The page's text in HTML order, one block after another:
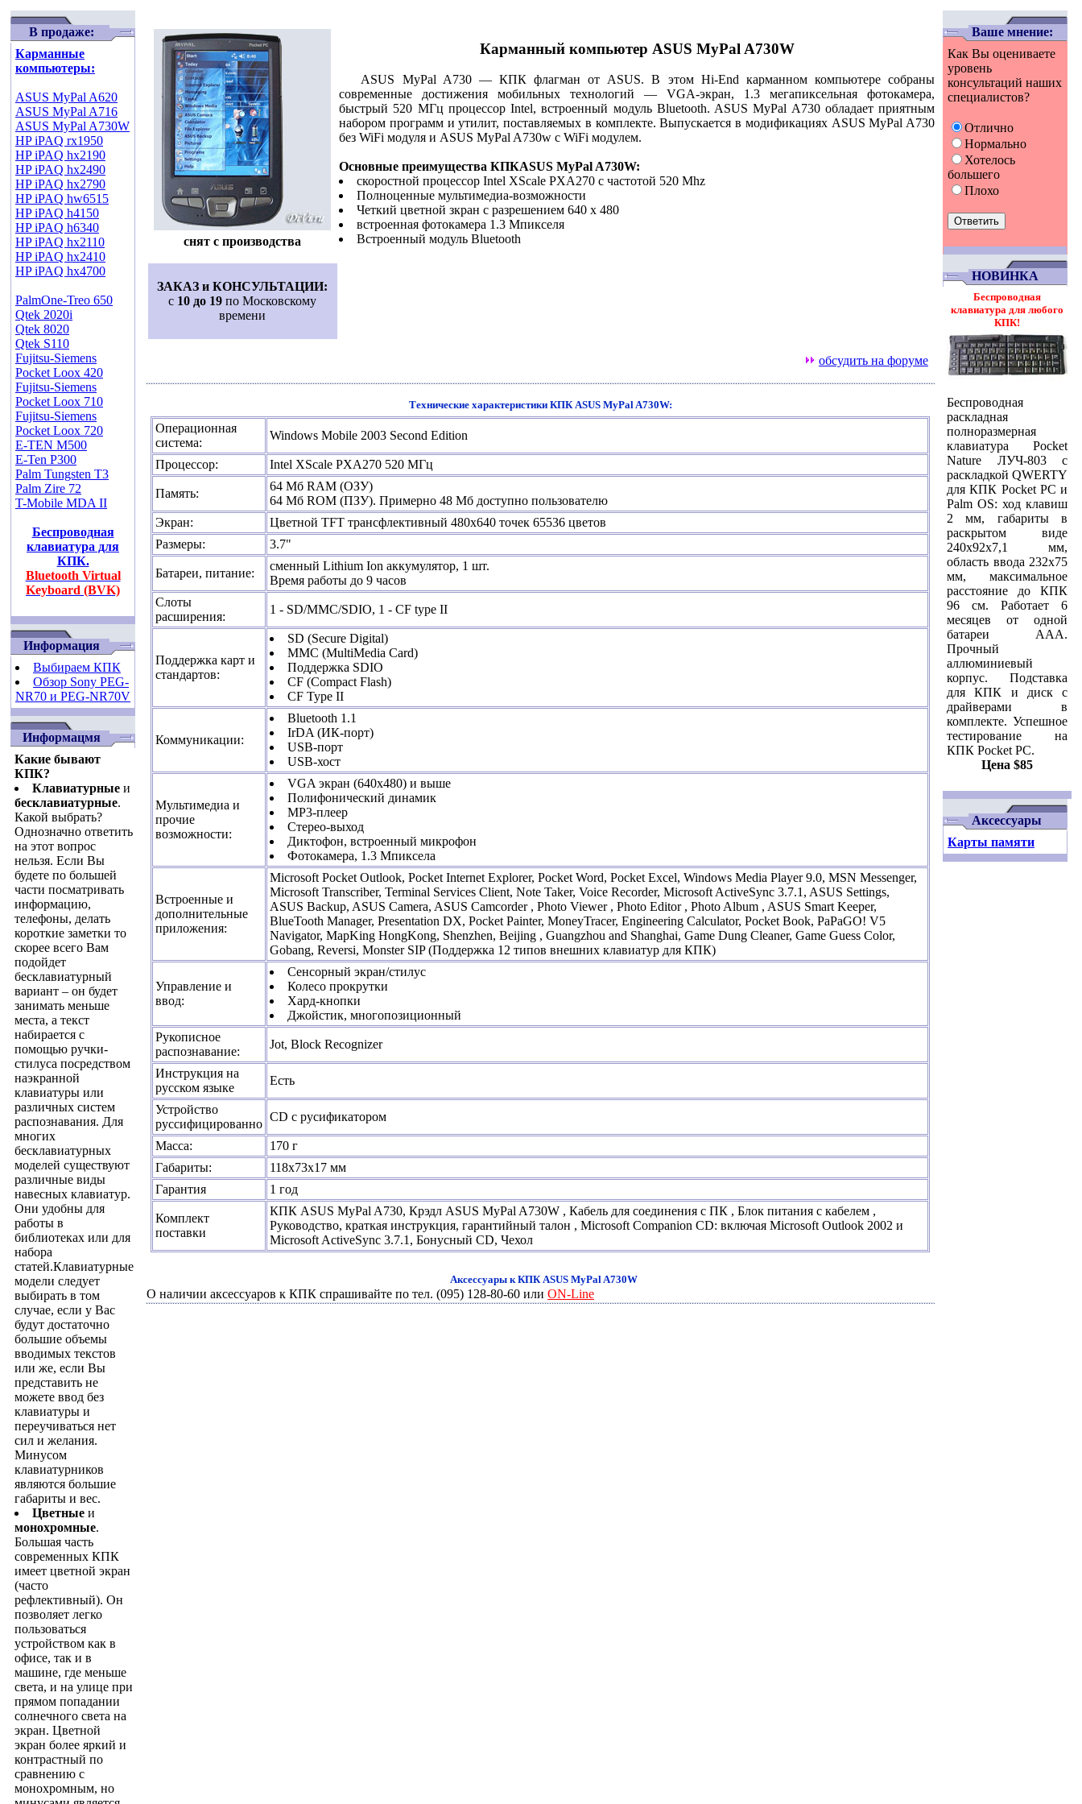
В продаже:
Карманные
компьютеры:
ASUS MyPal A620
ASUS MyPal A716
ASUS MyPal A730W
HP iPAQ rx1950
HP iPAQ hx2190
HP iPAQ hx2490
HP iPAQ hx2790
HP iPAQ hw6515
HP iPAQ h4150
HP iPAQ h6340
HP iPAQ hx2110
HP iPAQ hx2410
HP iPAQ hx4700
PalmOne-Treo 650
Qtek 2020i
Qtek 8020
Qtek S110
Fujitsu-Siemens
Pocket Loox 420
Fujitsu-Siemens
Pocket Loox 710
Fujitsu-Siemens
Pocket Loox 720
E-TEN M500
E-Ten P300
Palm Tungsten T3
Palm Zire 72
T-Mobile MDA II
Беспроводная
клавиатура для
КПК.
Bluetooth Virtual
Keyboard (BVK)
Информация
Выбираем КПК
Обзор Sony PEG-
NR70 и PEG-NR70V
Информацмя
Какие бывают
КПК?
Клавиатурные и
бесклавиатурные.
Какой выбрать?
Однозначно ответить
на этот вопрос
нельзя. Если Вы
будете по большей
части посматривать
информацию,
телефоны, делать
короткие заметки то
скорее всего Вам
подойдет
бесклавиатурный
вариант – он будет
занимать меньше
места, а текст
набирается с
помощью ручки-
стилуса посредством
наэкранной
клавиатуры или
различных систем
распознавания. Для
многих
бесклавиатурных
моделей существуют
различные виды
навесных клавиатур.
Они удобны для
работы в
библиотеках или для
набора
статей.Клавиатурные
модели следует
выбирать в том
случае, если у Вас
будут достаточно
большие объемы
вводимых текстов
или же, если Вы
представить не
можете ввод без
клавиатуры и
переучиваться нет
сил и желания.
Минусом
клавиатурников
являются большие
габариты и вес.
Цветные и
монохромные.
Большая часть
современных КПК
имеет цветной экран
(часто
рефлективный). Он
позволяет легко
пользоваться
устройством как в
офисе, так и в
машине, где меньше
света, и на улице при
прямом попадании
солнечного света на
экран. Цветной
экран более яркий и
контрастный по
сравнению с
монохромным, но
снят с производства
ЗАКАЗ и КОНСУЛЬТАЦИИ:
с 10 до 19 по Московскому
времени
Карманный компьютер ASUS MyPal A730W
ASUS MyPal A730 — КПК флагман от ASUS. В этом Hi-End карманном компьютере собраны
современные достижения мобильных технологий — VGA-экран, 1.3 мегапиксельная фотокамера,
быстрый 520 МГц процессор Intel, встроенный модуль Bluetooth. ASUS MyPal A730обладает приятным
набором программ и утилит, поставляемых в комплекте. Выпускается в модификациях ASUS MyPal A730
без WiFi модуля и ASUS MyPal A730w с WiFi модулем.
Основные преимущества КПКASUS MyPal A730W:
скоростной процессор Intel XScale PXA270 с частотой 520 Mhz
Полноценные мультимедиа-возможности
Четкий цветной зкран с разрешением 640 x 480
встроенная фотокамера 1.3 Мпикселя
Встроенный модуль Bluetooth
обсудить на форуме
Технические характеристики КПКASUS MyPal A730W:
Операционная
система:
Windows Mobile 2003 Second Edition
Процессор: Intel XScale PXA270 520 МГц
Память:
64 Мб RAM (ОЗУ)
64 Мб ROM (ПЗУ). Примерно 48 Мб доступно пользователю
Экран:
Цветной TFT трансфлективный 480x640 точек 65536 цветов
Размеры:
3.7"
Батареи, питание:
сменный Lithium Ion аккумулятор, 1 шт.
Время работы до 9 часов
Слоты
расширения:
1 - SD/MMC/SDIO, 1 - CF type II
Поддержка карт и
стандартов:
SD (Secure Digital)
MMC (MultiMedia Card)
Поддержка SDIO
CF (Compact Flash)
CF Type II
Коммуникации:
Bluetooth 1.1
IrDA (ИК-порт)
USB-порт
USB-хост
Мультимедиа и
прочие
возможности:
VGA экран (640x480) и выше
Полифонический динамик
MP3-плеер
Стерео-выход
Диктофон, встроенный микрофон
Фотокамера, 1.3 Мпиксела
Встроенные и
дополнительные
приложения:
Microsoft Pocket Outlook, Pocket Internet Explorer, Pocket Word, Pocket Excel, Windows Media Player 9.0, MSN Messenger,
Microsoft Transcriber, Terminal Services Client, Note Taker, Voice Recorder, Microsoft ActiveSync 3.7.1, ASUS Settings,
ASUS Backup, ASUS Camera, ASUS Camcorder , Photo Viewer , Photo Editor , Photo Album , ASUS Smart Keeper,
BlueTooth Manager, Presentation DX, Pocket Painter, MoneyTracer, Engineering Calculator, Pocket Book, PaPaGO! V5
Navigator, MapKing HongKong, Shenzhen, Beijing , Guangzhou and Shanghai, Game Dung Cleaner, Game Guess Color,
Gobang, Reversi, Monster SIP (Поддержка 12 типов внешних клавиатур для КПК)
Управление и
ввод:
Сенсорный экран/стилус
Колесо прокрутки
Хард-кнопки
Джойстик, многопозиционный
Рукописное
распознавание:
Jot, Block Recognizer
Инструкция на
русском языке
Есть
Устройство
руссифицированно
CD c русификатором
Масса:
170 г
Габариты:
118x73x17 мм
Гарантия
1 год
Комплект
поставки
КПК ASUS MyPal A730, Крэдл ASUS MyPal A730W , Кабель для соединения с ПК , Блок питания с кабелем ,
Руководство, краткая инструкция, гарантийный талон , Microsoft Companion CD: включая Microsoft Outlook 2002 и
Microsoft ActiveSync 3.7.1, Бонусный CD, Чехол
Аксесcуары к КПКASUS MyPal A730W
О наличии аксессуаров к КПК спрашивайте по тел. (095) 128-80-60 или ON-Line
Ваше мнение:
Как Вы оцениваете
уровень
консультаций наших
специалистов?
Отлично
Нормально
Хотелось
большего
Плохо
НОВИНКА
Беспроводная
клавиатура для любого
КПК!
Беспроводная
раскладная
полноразмерная
клавиатура Pocket
Nature ЛУЧ-803 с
раскладкой QWERTY
для КПК Pocket PC и
Palm OS: ход клавиш
2 мм, габариты в
раскрытом виде
240х92х7,1 мм,
область ввода 232х75
мм, максимальное
расстояние до КПК
96 см. Работает 6
месяцев от одной
батареи ААА.
Прочный
аллюминиевый
корпус. Подставка
для КПК и диск с
драйверами в
комплекте. Успешное
тестирование на
КПК Pocket PC.
Цена $85
Аксессуары
Карты памяти